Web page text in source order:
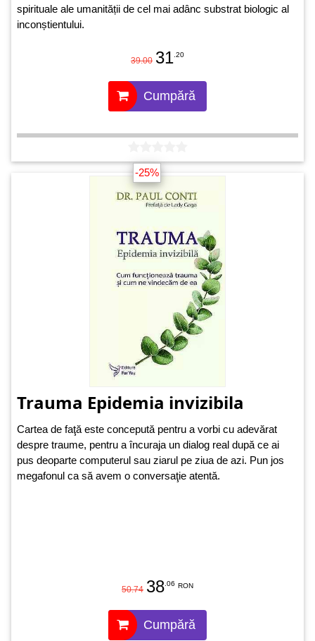
spirituale ale umanității de cel mai adânc substrat biologic al
inconștientului.
39.00 31 .20
Cumpără
-25%
Trauma Epidemia invizibila
Cartea de faţă este concepută pentru a vorbi cu adevărat
despre traume, pentru a încuraja un dialog real după ce ai
pus deoparte computerul sau ziarul pe ziua de azi. Pun jos
megafonul ca să avem o conversaţie atentă.
50.74 38 .06 RON
Cumpără